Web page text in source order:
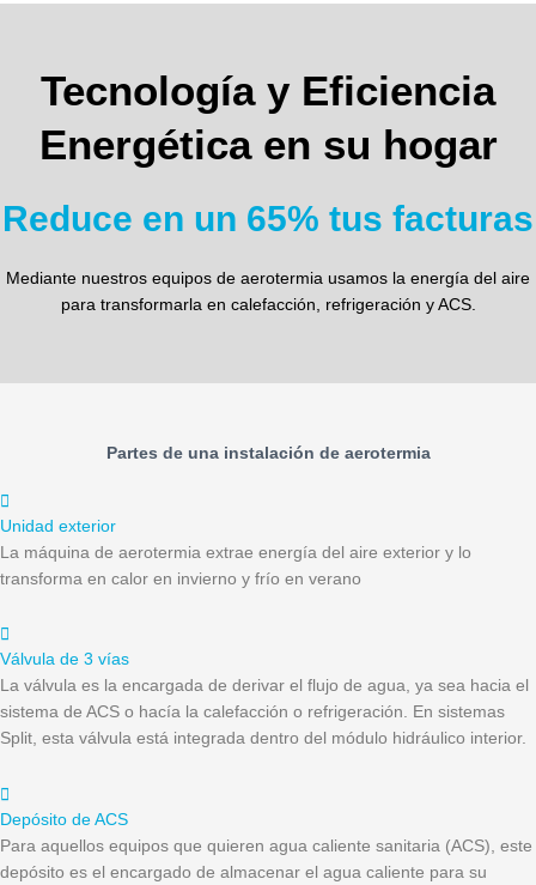
Tecnología y Eficiencia
Energética en su hogar
Reduce en un 65% tus facturas
Mediante nuestros equipos de aerotermia usamos la energía del aire
para transformarla en calefacción, refrigeración y ACS.
Partes de una instalación de aerotermia
Unidad exterior
La máquina de aerotermia extrae energía del aire exterior y lo
transforma en calor en invierno y frío en verano
Válvula de 3 vías
La válvula es la encargada de derivar el flujo de agua, ya sea hacia el
sistema de ACS o hacía la calefacción o refrigeración. En sistemas
Split, esta válvula está integrada dentro del módulo hidráulico interior.
Depósito de ACS
Para aquellos equipos que quieren agua caliente sanitaria (ACS), este
depósito es el encargado de almacenar el agua caliente para su